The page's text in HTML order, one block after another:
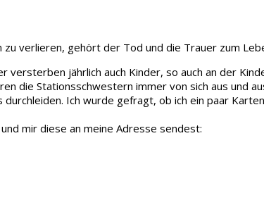
verlieren, gehört der Tod und die Trauer zum
jährlich auch Kinder, so auch an der
die Stationsschwestern immer von sich aus und
Ich wurde gefragt, ob ich ein paar
mir diese an meine Adresse sendest: